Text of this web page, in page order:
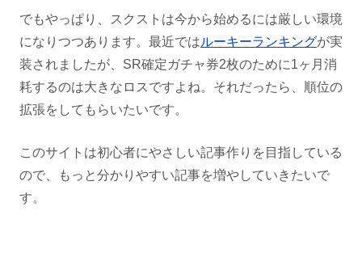
でもやっぱり、スクストは今から始めるには厳しい環境
になりつつあります。最近ではルーキーランキングが実
装されましたが、SR確定ガチャ券2枚のために1ヶ月消
耗するのは大きなロスですよね。それだったら、順位の
拡張をしてもらいたいです。
このサイトは初心者にやさしい記事作りを目指している
ので、もっと分かりやすい記事を増やしていきたいで
す。